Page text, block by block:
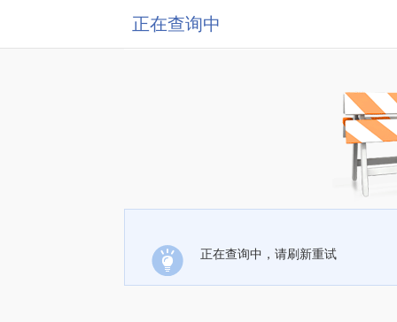
正在查询中
正在查询中，请刷新重试